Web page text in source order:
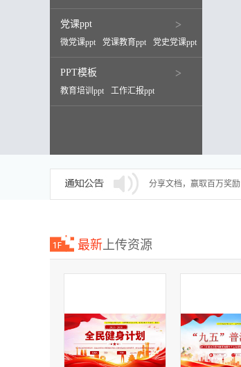
党课ppt >
微党课ppt 党课教育ppt 党史党课ppt
PPT模板 >
教育培训ppt
工作汇报ppt
述职报告ppt
分享文档，赢取百万奖励
最新上传资源